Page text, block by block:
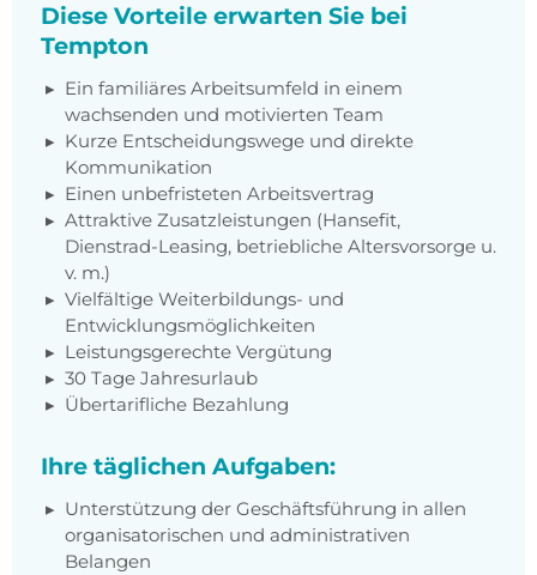
Diese Vorteile erwarten Sie bei
Tempton
Ein familiäres Arbeitsumfeld in einem
wachsenden und motivierten Team
Kurze Entscheidungswege und direkte
Kommunikation
Einen unbefristeten Arbeitsvertrag
Attraktive Zusatzleistungen (Hansefit,
Dienstrad-Leasing, betriebliche Altersvorsorge u.
v. m.)
Vielfältige Weiterbildungs- und
Entwicklungsmöglichkeiten
Leistungsgerechte Vergütung
30 Tage Jahresurlaub
Übertarifliche Bezahlung
Ihre täglichen Aufgaben:
Unterstützung der Geschäftsführung in allen
organisatorischen und administrativen
Belangen